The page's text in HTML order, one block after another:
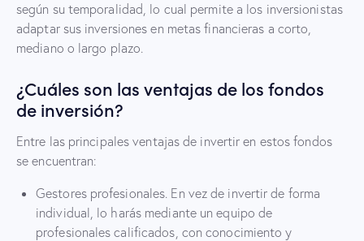
según su temporalidad, lo cual permite a los inversionistas
adaptar sus inversiones en metas financieras a corto,
mediano o largo plazo.
¿Cuáles son las ventajas de los fondos
de inversión?
Entre las principales ventajas de invertir en estos fondos
se encuentran:
Gestores profesionales. En vez de invertir de forma
individual, lo harás mediante un equipo de
profesionales calificados, con conocimiento y